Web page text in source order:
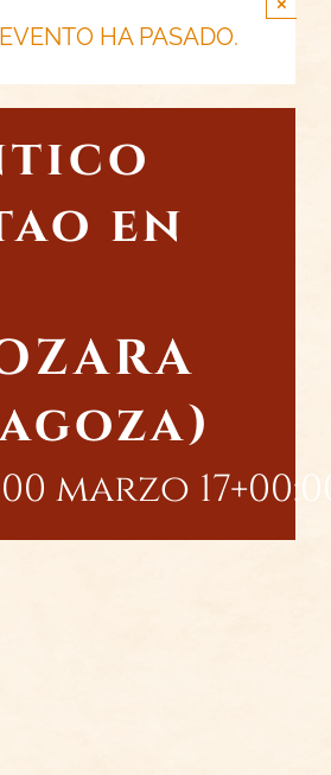
HA PASADO.
en
marzo